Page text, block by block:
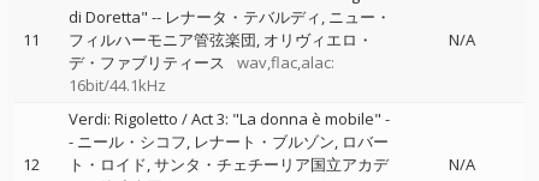
11
di Doretta" -- レナータ・テバルディ ニュー・
フィルハーモニア管弦楽団 オリヴィエロ・
デ・ファブリティース
wav,flac,alac:
16bit/44.1kHz
N/A
12
Verdi: Rigoletto / Act 3: "La donna è mobile" -
- ニール・シコフ レナート・ブルゾン ロバー
ト・ロイド サンタ・チェチーリア国立アカデ
N/A